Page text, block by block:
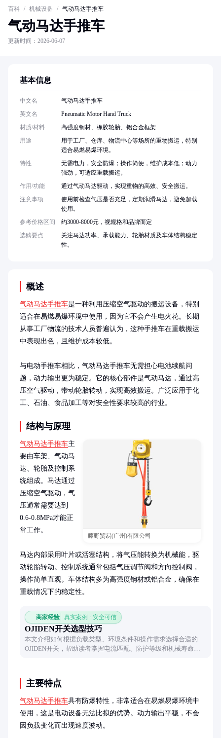
百科 / 机械设备 / 气动马达手推车
气动马达手推车
更新时间：2026-06-07
概述
气动马达手推车是一种利用压缩空气驱动的搬运设备，特别
适合在易燃易爆环境中使用，因为它不会产生电火花。长期
从事工厂物流的技术人员普遍认为，这种手推车在重载搬运
中表现出色，且维护成本较低。
与电动手推车相比，气动马达手推车无需担心电池续航问
题，动力输出更为稳定。它的核心部件是气动马达，通过高
压空气驱动，带动轮胎转动，实现高效搬运。广泛应用于化
工、石油、食品加工等对安全性要求较高的行业。
结构与原理
藤野贸易(广州)有限公司
气动马达手推车主
要由车架、气动马
达、轮胎及控制系
统组成。马达通过
压缩空气驱动，气
压通常需要达到
0.6-0.8MPa才能正
常工作。
马达内部采用叶片或活塞结构，将气压能转换为机械能，驱
动轮胎转动。控制系统通常包括气压调节阀和方向控制阀，
操作简单直观。车体结构多为高强度钢材或铝合金，确保在
重载情况下的稳定性。
商家经验 真实案例 · 安全可信
OJIDEN开关选型技巧
本文介绍如何根据负载类型、环境条件和操作需求选择合适的
OJIDEN开关，帮助读者掌握电流匹配、防护等级和机械寿命等
主要特点
气动马达手推车具有防爆特性，非常适合在易燃易爆环境中
使用，这是电动设备无法比拟的优势。动力输出平稳，不会
因负载变化而出现速度波动。
基本信息
中文名
气动马达手推车
英文名
Pneumatic Motor Hand Truck
材质/材料
高强度钢材、橡胶轮胎、铝合金框架
用途
用于工厂、仓库、物流中心等场所的重物搬运，特别
适合易燃易爆环境。
特性
无需电力，安全防爆；操作简便，维护成本低；动力
强劲，可适应重载搬运。
作用/功能
通过气动马达驱动，实现重物的高效、安全搬运。
注意事项
使用前检查气压是否充足，定期润滑马达，避免超载
使用。
参考价格区间
约3000-8000元，视规格和品牌而定
选购要点
关注马达功率、承载能力、轮胎材质及车体结构稳定
性。